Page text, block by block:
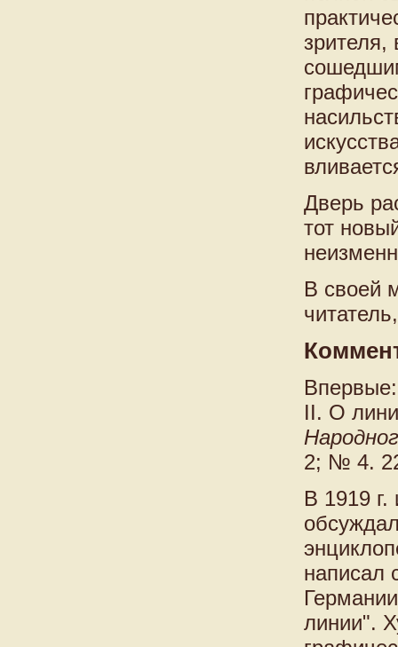
зрителя,
Дверь
тот
В своей
II. О
2; № 4.
В 1919
написал
линии".